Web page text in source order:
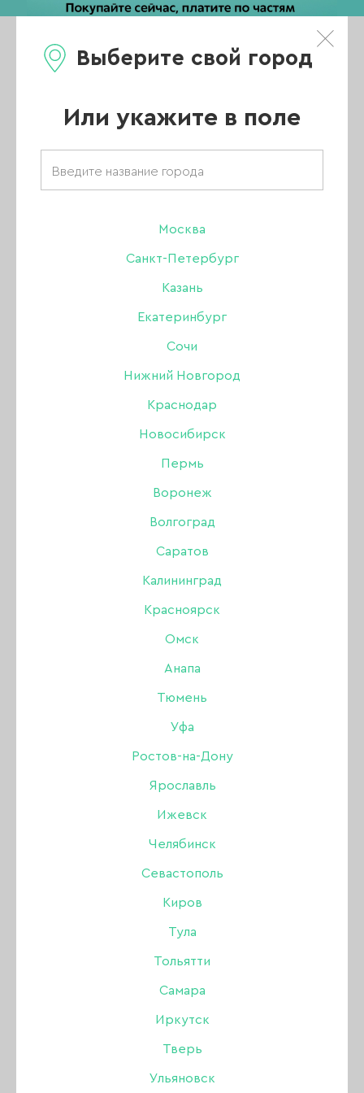
Выберите свой город
Или укажите в поле
Москва
Санкт-Петербург
Казань
Екатеринбург
Сочи
Нижний Новгород
Краснодар
Новосибирск
Пермь
Воронеж
Волгоград
Саратов
Калининград
Красноярск
Омск
Анапа
Тюмень
Уфа
Ростов-на-Дону
Ярославль
Ижевск
Челябинск
Севастополь
Киров
Тула
Тольятти
Самара
Иркутск
Тверь
Ульяновск
Каталог
Главная/
Каталог/
/
Удаление кутикулы/
SMART мульти Бустер
для стоп, рук и ногтей,
Мультибустер для ног и ногтей, 100 мл.
используют как ремувер для кутикулы, так и
для удаления грубой кожи стоп, стержневых